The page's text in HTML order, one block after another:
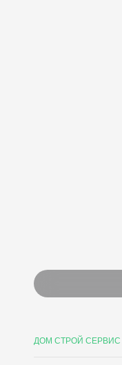
ДОМ СТРОЙ СЕРВИС